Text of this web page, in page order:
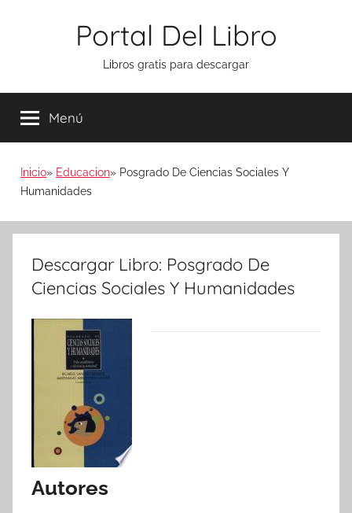
Portal Del Libro
Libros gratis para descargar
Menú
Inicio Educacion
Posgrado De Ciencias Sociales Y
Humanidades
Descargar Libro: Posgrado De
Ciencias Sociales Y Humanidades
Autores